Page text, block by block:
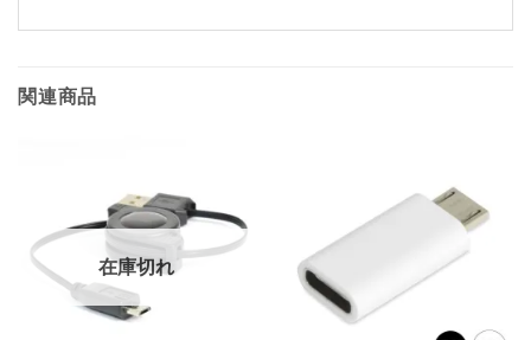
み
関連商品
在庫切れ